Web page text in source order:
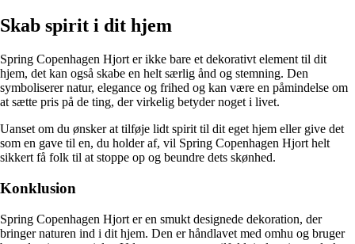
Skab spirit i dit hjem
Spring Copenhagen Hjort er ikke bare et dekorativt element til dit
hjem, det kan også skabe en helt særlig ånd og stemning. Den
symboliserer natur, elegance og frihed og kan være en påmindelse om
at sætte pris på de ting, der virkelig betyder noget i livet.
Uanset om du ønsker at tilføje lidt spirit til dit eget hjem eller give det
som en gave til en, du holder af, vil Spring Copenhagen Hjort helt
sikkert få folk til at stoppe op og beundre dets skønhed.
Konklusion
Spring Copenhagen Hjort er en smukt designede dekoration, der
bringer naturen ind i dit hjem. Den er håndlavet med omhu og bruger